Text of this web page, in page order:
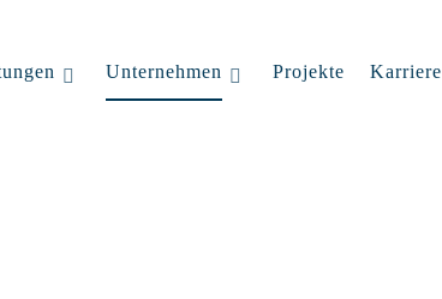
Unternehmen Projekte Karriere